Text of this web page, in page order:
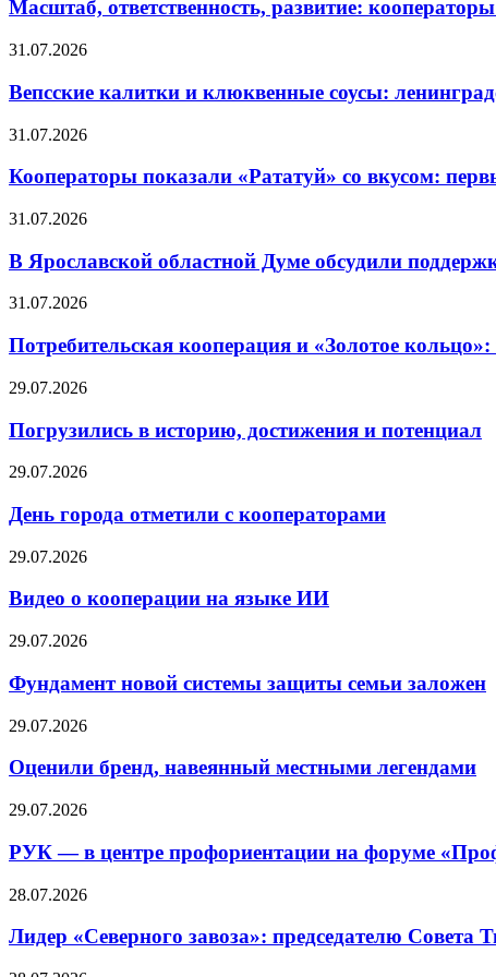
Масштаб, ответственность, развитие:
31.07.2026
Вепсские калитки и клюквенные соусы:
31.07.2026
Кооператоры показали «Рататуй» со вкусом:
31.07.2026
В Ярославской областной Думе обсудили
31.07.2026
Потребительская кооперация и «Золотое
29.07.2026
Погрузились в историю, достижения и потенциал
29.07.2026
День города отметили с кооператорами
29.07.2026
Видео о кооперации на языке ИИ
29.07.2026
Фундамент новой системы защиты семьи заложен
29.07.2026
Оценили бренд, навеянный местными легендами
29.07.2026
РУК — в центре профориентации на форуме
28.07.2026
Лидер «Северного завоза»: председателю